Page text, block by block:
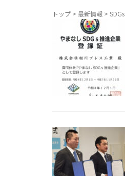
トップ > 最新情報 > SDGs